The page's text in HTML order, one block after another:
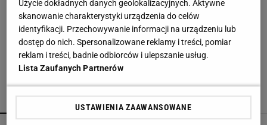
Wsyp do pralki zamiast płynu. Ręczniki
odzyskają miękkość
Użycie dokładnych danych geolokalizacyjnych. Aktywne
skanowanie charakterystyki urządzenia do celów
identyfikacji. Przechowywanie informacji na urządzeniu lub
dostęp do nich. Spersonalizowane reklamy i treści, pomiar
reklam i treści, badnie odbiorców i ulepszanie usług.
Lista Zaufanych Partnerów
USTAWIENIA ZAAWANSOWANE